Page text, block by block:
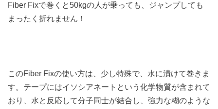
Fiber Fixで巻くと50kgの人が乗っても、ジャンプしても
まったく折れません！
このFiber Fixの使い方は、少し特殊で、水に漬けて巻きま
す。テープにはイソシアネートという化学物質が含まれて
おり、水と反応して分子同士が結合し、強力な糊のような